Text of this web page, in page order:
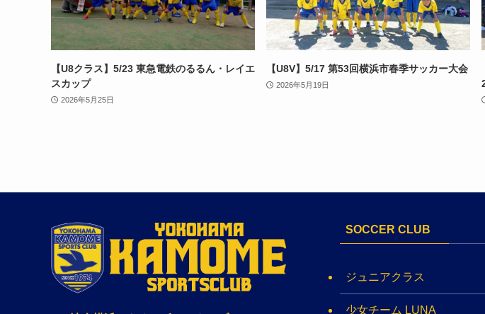
【U8クラス】5/23 東急電鉄のるるん・レイエ
スカップ
2026年5月25日
【U8V】5/17 第53回横浜市春季サッカー大会
2026年5月19日
SOCCER CLUB
ジュニアクラス
少女チーム LUNA